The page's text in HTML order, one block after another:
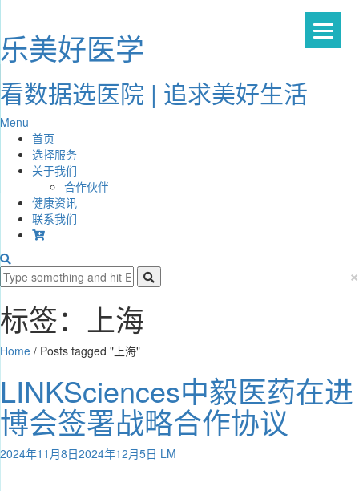
乐美好医学
看数据选医院 | 追求美好生活
Menu
首页
选择服务
关于我们
合作伙伴
健康资讯
联系我们
×
标签：上海
Home / Posts tagged "上海"
LINKSciences中毅医药在进
博会签署战略合作协议
2024年11月8日2024年12月5日 LM